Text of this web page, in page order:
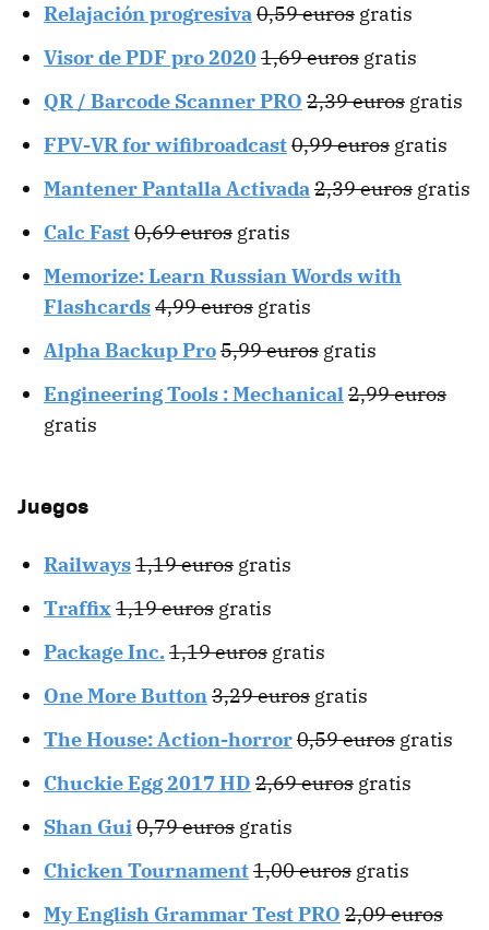
Relajación progresiva0,59 euros gratis
Visor de PDF pro 20201,69 euros gratis
QR / Barcode Scanner PRO 2,39 euros gratis
FPV-VR for wifibroadcast0,99 euros gratis
Mantener Pantalla Activada2,39 euros gratis
Calc Fast0,69 euros gratis
Memorize: Learn Russian Words with
Flashcards4,99 euros gratis
Alpha Backup Pro5,99 euros gratis
Engineering Tools : Mechanical2,99 euros
gratis
Juegos
Railways1,19 euros gratis
Traffix1,19 euros gratis
Package Inc. 1,19 euros gratis
One More Button3,29 euros gratis
The House: Action-horror0,59 euros gratis
Chuckie Egg 2017 HD 2,69 euros gratis
Shan Gui0,79 euros gratis
Chicken Tournament1,00 euros gratis
My English Grammar Test PRO 2,09 euros